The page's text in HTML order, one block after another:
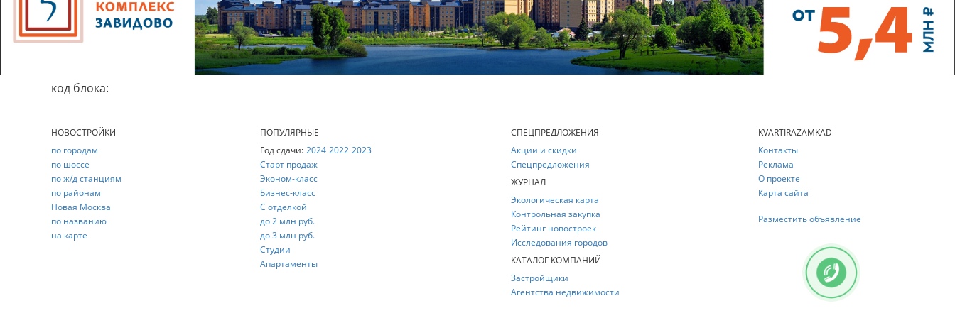
код блока:
НОВОСТРОЙКИ
по городам
по шоссе
по ж/д станциям
по районам
Новая Москва
по названию
на карте
ПОПУЛЯРНЫЕ
Год сдачи: 2024 2022 2023
Старт продаж
Эконом-класс
Бизнес-класс
С отделкой
до 2 млн руб.
до 3 млн руб.
Студии
Апартаменты
СПЕЦПРЕДЛОЖЕНИЯ
Акции и скидки
Спецпредложения
ЖУРНАЛ
Экологическая карта
Контрольная закупка
Рейтинг новостроек
Исследования городов
КАТАЛОГ КОМПАНИЙ
Застройщики
Агентства недвижимости
KVARTIRAZAMKAD
Контакты
Реклама
О проекте
Карта сайта
Разместить объявление